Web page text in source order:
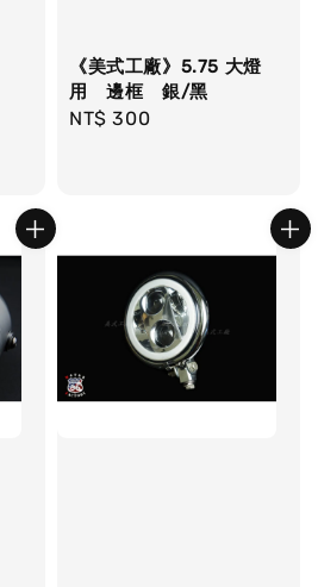
《美式工廠》5.75 大燈
用 邊框 銀/黑
Regular
NT$ 300